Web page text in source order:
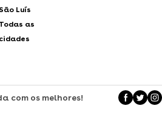
São Luís
Todas as
cidades
com os melhores!